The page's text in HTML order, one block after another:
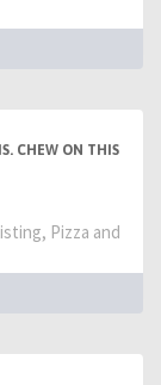
CHEW ON THIS
Pizza and